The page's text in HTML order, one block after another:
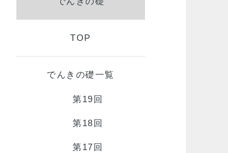
TOP
でんきの礎一覧
第19回
第18回
第17回